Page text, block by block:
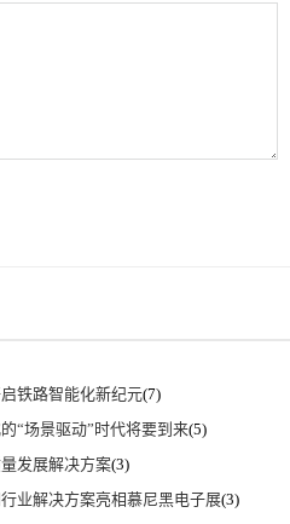
铁路智能化新纪元(7)
“场景驱动”时代将要到来(5)
发展解决方案(3)
业解决方案亮相慕尼黑电子展(3)